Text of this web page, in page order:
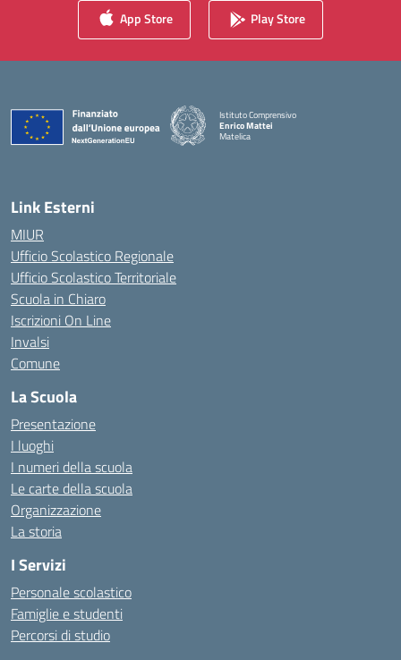
App Store Play Store
Istituto Comprensivo
Enrico Mattei
Matelica
Link Esterni
MIUR
Ufficio Scolastico Regionale
Ufficio Scolastico Territoriale
Scuola in Chiaro
Iscrizioni On Line
Invalsi
Comune
La Scuola
Presentazione
I luoghi
I numeri della scuola
Le carte della scuola
Organizzazione
La storia
I Servizi
Personale scolastico
Famiglie e studenti
Percorsi di studio